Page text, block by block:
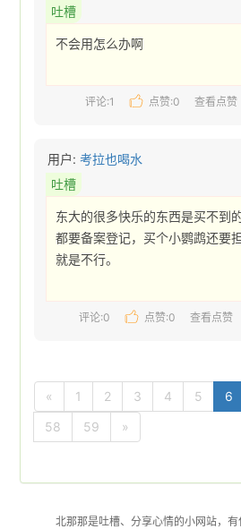
吐槽
不会用怎么办啊
评论:1 点赞:0 查看点赞
用户:考拉也喝水
吐槽
东大的很多快乐的东西是买不到
都要备案登记，买个小鹦鹉还要
就是不行。
评论:0 点赞:0 查看点赞
« 1 2 3 4 5 6
58
59 »
北那那是吐槽、分享心情的小网站，有